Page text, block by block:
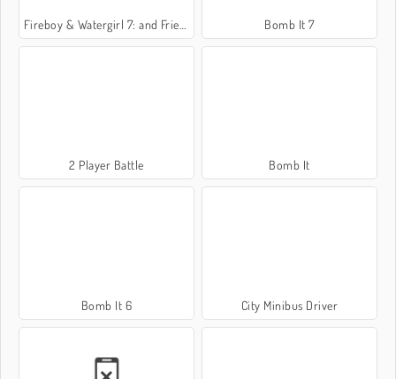
Fireboy & Watergirl 7: and Friends Bomb It 7
2 Player Battle Bomb It
Bomb It 6 City Minibus Driver